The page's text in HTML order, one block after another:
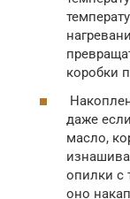
коробки
даже
масло,
опилки с
оно